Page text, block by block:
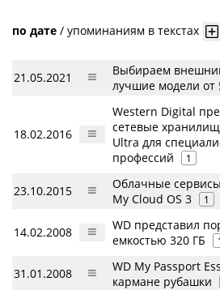
по дате / упоминаниям в текстах
21.05.2021
Выбираем
лучшие модели от
18.02.2016
Western Digital
сетевые
Ultra для
профессий
1
23.10.2015
Облачные
My Cloud OS 3
1
14.02.2008
WD представил
емкостью 320 ГБ
31.01.2008
WD My Passport
кармане рубашки